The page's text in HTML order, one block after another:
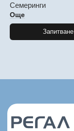
Семеринги
Още
Запитване